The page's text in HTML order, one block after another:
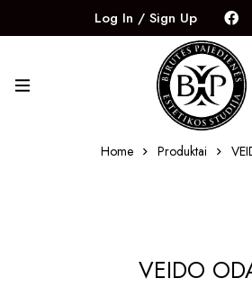
Log In / Sign Up
Home Produktai
VEIDO